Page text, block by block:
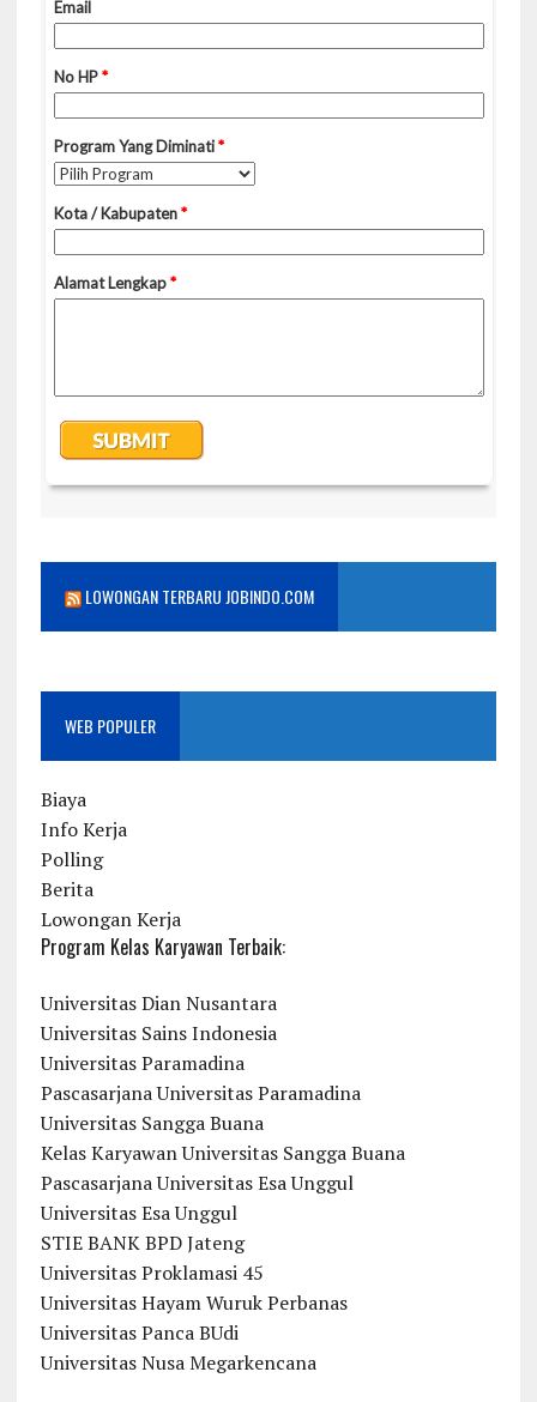
LOWONGAN TERBARU JOBINDO.COM
WEB POPULER
Biaya
Info Kerja
Polling
Berita
Lowongan Kerja
Program Kelas Karyawan Terbaik:
Universitas Dian Nusantara
Universitas Sains Indonesia
Universitas Paramadina
Pascasarjana Universitas Paramadina
Universitas Sangga Buana
Kelas Karyawan Universitas Sangga Buana
Pascasarjana Universitas Esa Unggul
Universitas Esa Unggul
STIE BANK BPD Jateng
Universitas Proklamasi 45
Universitas Hayam Wuruk Perbanas
Universitas Panca BUdi
Universitas Nusa Megarkencana